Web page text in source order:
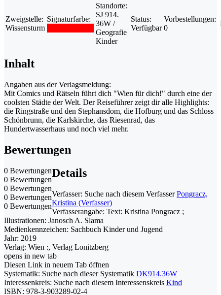
Zweigstelle:
Wissensturm
Signaturfarbe:
Standorte:
SJ 914.
36W /
Geografie
Kinder
Status:
Verfügbar
Vorbestellungen:
0
Inhalt
Angaben aus der Verlagsmeldung:
Mit Comics und Rätseln führt dich "Wien für dich!" durch eine der
coolsten Städte der Welt. Der Reiseführer zeigt dir alle Highlights:
die Ringstraße und den Stephansdom, die Hofburg und das Schloss
Schönbrunn, die Karlskirche, das Riesenrad, das
Hundertwasserhaus und noch viel mehr.
Bewertungen
0 Bewertungen
0 Bewertungen
0 Bewertungen
0 Bewertungen
0 Bewertungen
Details
Verfasser: Suche nach diesem Verfasser Pongracz,
Kristina (Verfasser)
Verfasserangabe: Text: Kristina Pongracz ;
Illustrationen: Janosch A. Slama
Medienkennzeichen: Sachbuch Kinder und Jugend
Jahr: 2019
Verlag: Wien :, Verlag Lonitzberg
opens in new tab
Diesen Link in neuem Tab öffnen
Systematik: Suche nach dieser Systematik DK914.36W
Interessenkreis: Suche nach diesem Interessenskreis Kind
ISBN: 978-3-903289-02-4